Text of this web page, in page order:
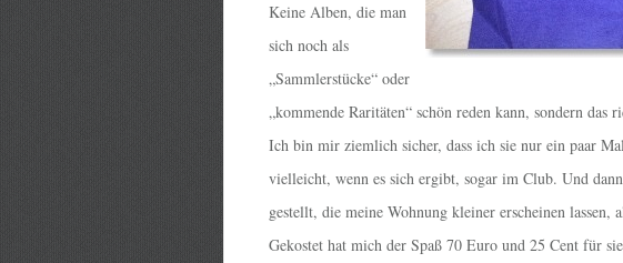
Keine Alben, die man
sich noch als
„Sammlerstücke“ oder
„kommende Raritäten“ schön reden kann, sondern
Ich bin mir ziemlich sicher, dass ich sie nur ein paar
vielleicht, wenn es sich ergibt, sogar im Club. Und
gestellt, die meine Wohnung kleiner erscheinen
Gekostet hat mich der Spaß 70 Euro und 25 Cent für